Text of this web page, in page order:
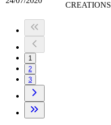
CREATIONS
1
2
3